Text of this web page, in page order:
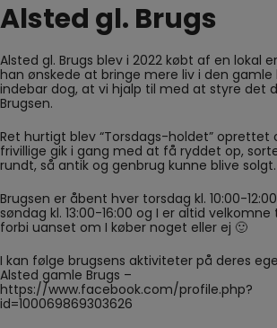
Alsted gl. Brugs
Alsted gl. Brugs blev i 2022 købt af en lokal
han ønskede at bringe mere liv i den gamle
indebar dog, at vi hjalp til med at styre det
Brugsen.
Ret hurtigt blev “Torsdags-holdet” oprettet
frivillige gik i gang med at få ryddet op,
rundt, så antik og genbrug kunne blive solgt.
Brugsen er åbent hver torsdag kl. 10:00-
søndag kl. 13:00-16:00 og I er altid
forbi uanset om I køber noget eller ej 🙂
I kan følge brugsens aktiviteter på deres
Alsted gamle Brugs –
https://www.facebook.com/profile.php?
id=100069869303626